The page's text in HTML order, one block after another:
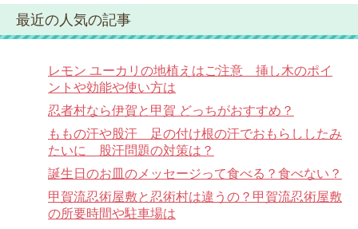
最近の人気の記事
レモン ユーカリの地植えはご注意 挿し木のポイ
ントや効能や使い方は
忍者村なら伊賀と甲賀 どっちがおすすめ？
ももの汗や股汗 足の付け根の汗でおもらししたみ
たいに 股汗問題の対策は？
誕生日のお皿のメッセージって食べる？食べない？
甲賀流忍術屋敷と忍術村は違うの？甲賀流忍術屋敷
の所要時間や駐車場は